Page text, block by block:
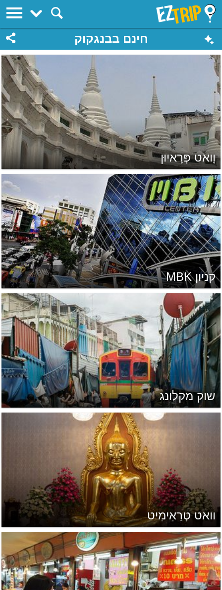
EZTrip
חינם בבנגקוק
וָואט פְּרָאיוּן
קניון MBK
שוק מקלונג
וואט טְרַאִימִיט